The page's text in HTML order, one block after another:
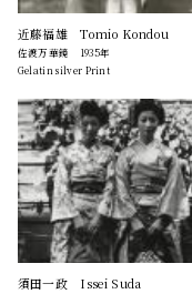
近藤福雄 Tomio Kondou
佐渡万華鏡 1935年
Gelatin silver Print
須田一政 Issei Suda